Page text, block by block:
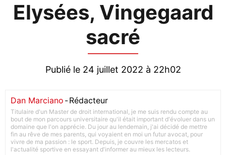
Elysées, Vingegaard
sacré
Publié le 24 juillet 2022 à 22h02
Dan Marciano -Rédacteur
Titulaire d'un Master de droit international, je me suis rendu compte au
bout de mon parcours universitaire qu'il était important d'évoluer dans un
domaine que l'on apprécie. Du jour au lendemain, j'ai décidé de mettre
fin au rêve de mes parents, qui voyaient en moi un futur avocat, pour
vivre de ma passion : le sport. Depuis, je couvre les mercatos et
l'actualité sportive en essayant d'informer au mieux les lecteurs.